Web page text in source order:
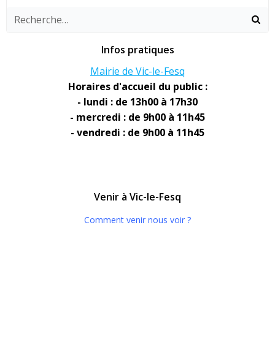
Infos pratiques
Mairie de Vic-le-Fesq
Horaires d'accueil du public :
- lundi : de 13h00 à 17h30
- mercredi : de 9h00 à 11h45
- vendredi : de 9h00 à 11h45
Venir à Vic-le-Fesq
Comment venir nous voir ?